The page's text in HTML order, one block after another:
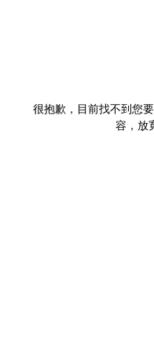
很抱歉，目前找不到您
容，放